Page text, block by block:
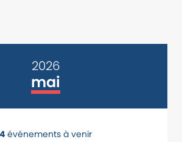
2026
mai
4 événements à venir